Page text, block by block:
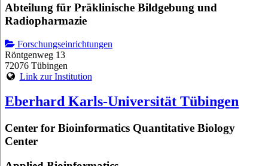
Abteilung für Präklinische Bildgebung und
Radiopharmazie
Forschungseinrichtungen
Röntgenweg 13
72076 Tübingen
Link zur Institution
Eberhard Karls-Universität Tübingen
Center for Bioinformatics Quantitative Biology
Center